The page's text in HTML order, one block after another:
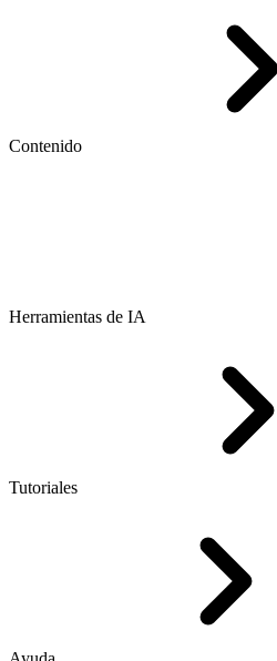
Contenido
Herramientas de IA
Tutoriales